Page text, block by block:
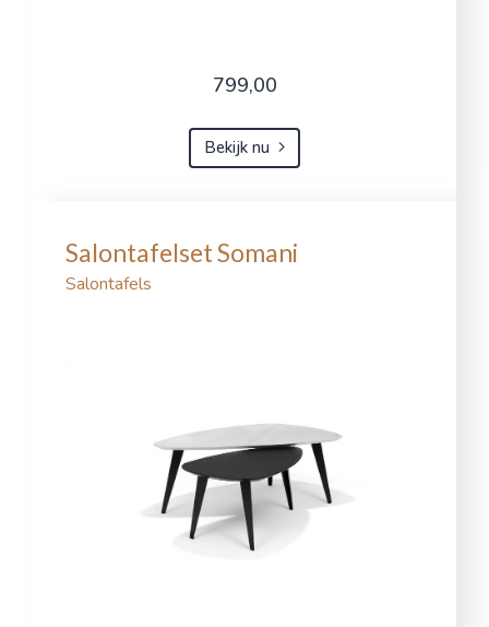
799,00
Bekijk nu
Salontafelset Somani
Salontafels